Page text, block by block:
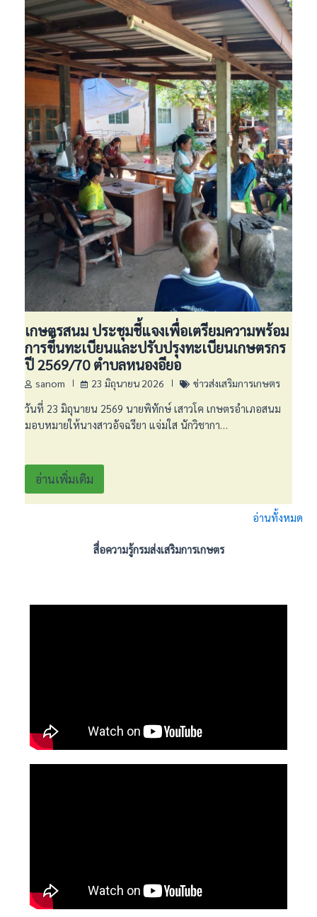
เกษตรสนม ประชุมชี้แจงเพื่อเตรียมความพร้อม
การขึ้นทะเบียนและปรับปรุงทะเบียนเกษตรกร
ปี 2569/70 ตำบลหนองอียอ
sanom 23 มิถุนายน 2026 ข่าวส่งเสริมการเกษตร
วันที่ 23 มิถุนายน 2569 นายพิทักษ์ เสาวโค เกษตรอำเภอสนม
มอบหมายให้นางสาวอัจฉรียา แจ่มใส นักวิชากา…
อ่านเพิ่มเติม
อ่านทั้งหมด
สื่อความรู้กรมส่งเสริมการเกษตร